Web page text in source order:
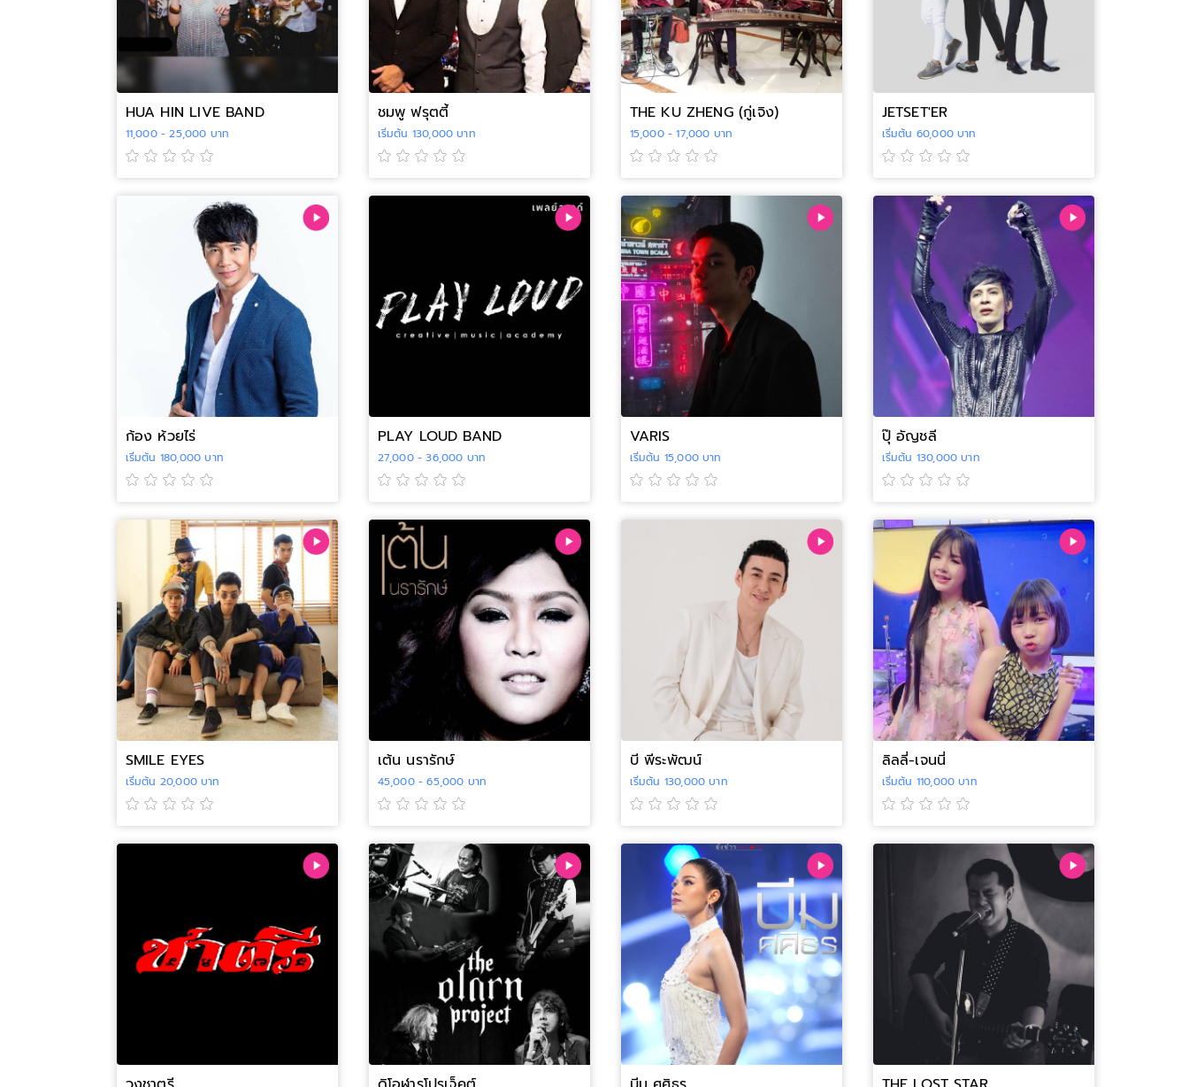
HUA HIN LIVE BAND
11,000 - 25,000 บาท
ชมพู ฟรุตตี้
เริ่มต้น 130,000 บาท
THE KU ZHENG (กู่เจิง)
15,000 - 17,000 บาท
JETSET'ER
เริ่มต้น 60,000 บาท
ก้อง ห้วยไร่
เริ่มต้น 180,000 บาท
PLAY LOUD BAND
27,000 - 36,000 บาท
VARIS
เริ่มต้น 15,000 บาท
ปุ๊ อัญชลี
เริ่มต้น 130,000 บาท
SMILE EYES
เริ่มต้น 20,000 บาท
เต้น นรารักษ์
45,000 - 65,000 บาท
บี พีระพัฒน์
เริ่มต้น 130,000 บาท
ลิลลี่-เจนนี่
เริ่มต้น 110,000 บาท